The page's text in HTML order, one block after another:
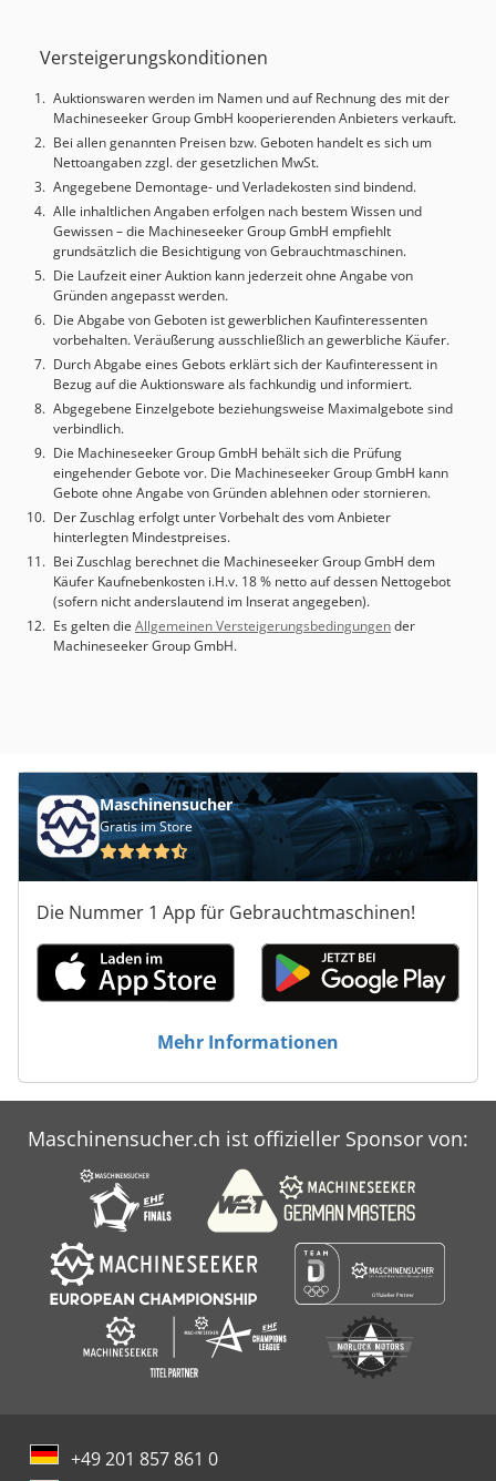
gut Batterie Volt: 24V Batterie Baujahr: 2021
Versteigerungskonditionen
Auktionswaren werden im Namen und auf Rechnung des mit der
Machineseeker Group GmbH kooperierenden Anbieters verkauft.
Bei allen genannten Preisen bzw. Geboten handelt es sich um
Nettoangaben zzgl. der gesetzlichen MwSt.
Angegebene Demontage- und Verladekosten sind bindend.
Alle inhaltlichen Angaben erfolgen nach bestem Wissen und
Gewissen – die Machineseeker Group GmbH empfiehlt
grundsätzlich die Besichtigung von Gebrauchtmaschinen.
Die Laufzeit einer Auktion kann jederzeit ohne Angabe von
Gründen angepasst werden.
Die Abgabe von Geboten ist gewerblichen Kaufinteressenten
vorbehalten. Veräußerung ausschließlich an gewerbliche Käufer.
Durch Abgabe eines Gebots erklärt sich der Kaufinteressent in
Bezug auf die Auktionsware als fachkundig und informiert.
Abgegebene Einzelgebote beziehungsweise Maximalgebote sind
verbindlich.
Die Machineseeker Group GmbH behält sich die Prüfung
eingehender Gebote vor. Die Machineseeker Group GmbH kann
Gebote ohne Angabe von Gründen ablehnen oder stornieren.
Der Zuschlag erfolgt unter Vorbehalt des vom Anbieter
hinterlegten Mindestpreises.
Bei Zuschlag berechnet die Machineseeker Group GmbH dem
Käufer Kaufnebenkosten i.H.v. 18 % netto auf dessen Nettogebot
(sofern nicht anderslautend im Inserat angegeben).
Es gelten die Allgemeinen Versteigerungsbedingungender
Machineseeker Group GmbH.
Maschinensucher
Gratis im Store
Die Nummer 1 App für Gebrauchtmaschinen!
Mehr Informationen
Maschinensucher.ch ist offizieller Sponsor von:
+49 201 857 861 0